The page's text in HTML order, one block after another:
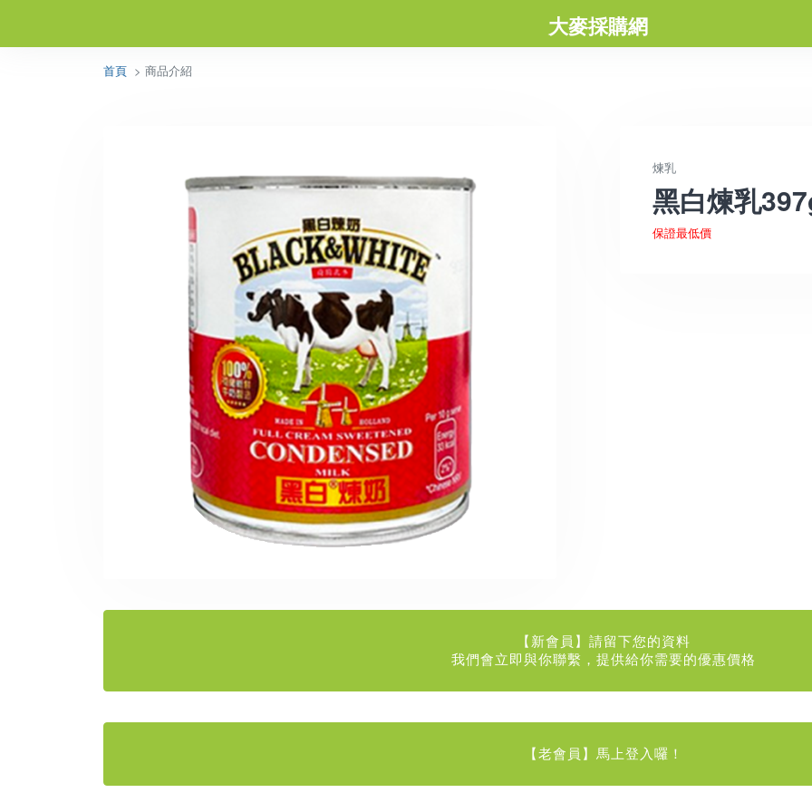
大麥採購網
首頁 > 商品介紹
煉乳
黑白煉乳
保證最低價
【新會員】請留下您的資料
我們會立即與你聯繫，提供給你需要的優惠價格
【老會員】馬上登入囉！